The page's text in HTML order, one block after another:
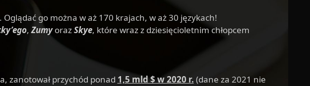
go można w aż 170 krajach, w aż 30 językach!
,ZumyorazSkye, które wraz z dziesięcioletnim chłopcem
zanotował przychód ponad 1,5 mld $ w 2020 r. (dane za 2021 nie